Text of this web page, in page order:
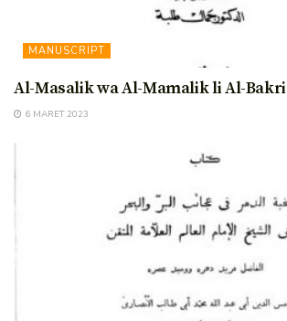
MANUSCRIPT
Al-Masalik wa Al-Mamalik li Al-Bakri
6 MARET 2023